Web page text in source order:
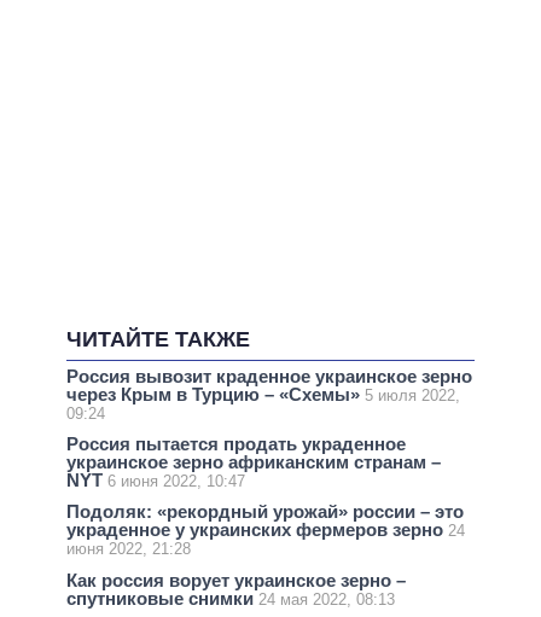
ЧИТАЙТЕ ТАКЖЕ
Россия вывозит краденное украинское зерно
через Крым в Турцию – «Схемы» 5 июля 2022,
09:24
Россия пытается продать украденное
украинское зерно африканским странам –
NYT 6 июня 2022, 10:47
Подоляк: «рекордный урожай» россии – это
украденное у украинских фермеров зерно 24
июня 2022, 21:28
Как россия ворует украинское зерно –
спутниковые снимки 24 мая 2022, 08:13